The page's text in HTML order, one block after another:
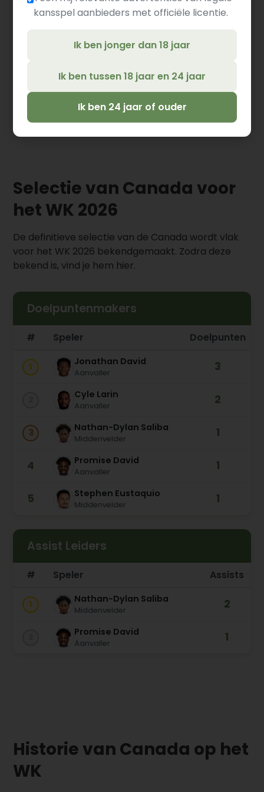
Promise
Nelson
Selectie van Canada voor
het WK 2026
De definitieve selectie van de Canada wordt vlak
voor het WK 2026 bekendgemaakt. Zodra deze
bekend is, vind je hem hier.
Doelpuntenmakers
# Speler Doelpunten
1 Jonathan David
Aanvaller 3
Cyle Larin
Aanvaller 2
3 Nathan-Dylan Saliba
Middenvelder 1
4 Promise David
Aanvaller 1
5 Stephen Eustaquio
Middenvelder 1
Assist Leiders
# Speler Assists
1 Nathan-Dylan Saliba
Middenvelder 2
Promise David
Aanvaller 1
Historie van Canada op het
WK
kansspel aanbieders met officiële licentie.
Ik ben jonger dan 18 jaar
Ik ben tussen 18 jaar en 24 jaar
Ik ben 24 jaar of ouder